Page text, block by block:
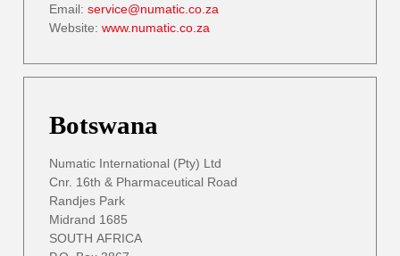
Email: service@numatic.co.za
Website: www.numatic.co.za
Botswana
Numatic International (Pty) Ltd
Cnr. 16th & Pharmaceutical Road
Randjes Park
Midrand 1685
SOUTH AFRICA